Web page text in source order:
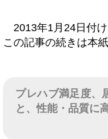
2013年1月24日付
この記事の続きは本
プレハブ満足度、
と、性能・品質に